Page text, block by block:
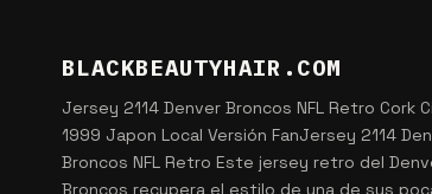
BLACKBEAUTYHAIR.COM
Jersey 2114 Denver Broncos NFL Retro Cork
1999 Japon Local Versión FanJersey 2114
Broncos NFL Retro Este jersey retro del
Broncos recupera el estilo de una de sus